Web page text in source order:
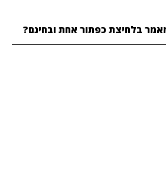
בלחיצת כפתור אחת ובחינם?